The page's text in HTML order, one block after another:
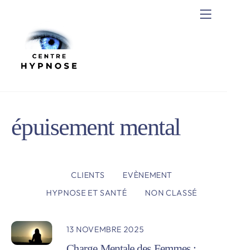
content
épuisement mental
CLIENTS
EVÈNEMENT
HYPNOSE ET SANTÉ
NON CLASSÉ
13 NOVEMBRE 2025